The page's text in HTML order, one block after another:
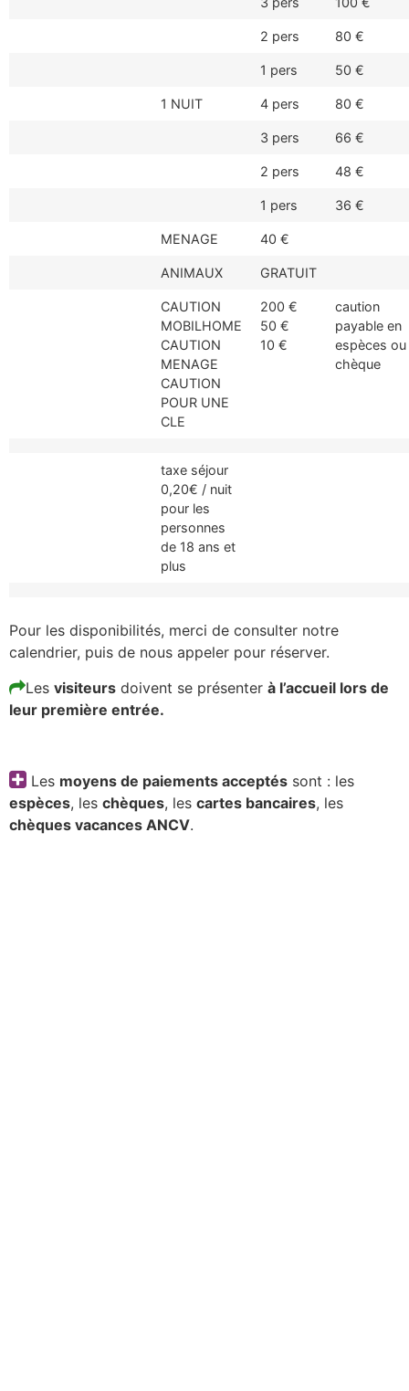
2 pers 80 €
1 pers 50 €
1 NUIT 4 pers 80 €
3 pers 66 €
2 pers 48 €
1 pers 36 €
MENAGE 40 €
ANIMAUX GRATUIT
CAUTION
MOBILHOME
CAUTION
MENAGE
CAUTION
POUR UNE
CLE
200 €
50 €
10 €
caution
payable en
espèces ou
chèque
taxe séjour
0,20€ / nuit
pour les
personnes
de 18 ans et
plus
Pour les disponibilités, merci de consulter notre
calendrier, puis de nous appeler pour réserver.
Les visiteurs doivent se présenter à l’accueil lors de
leur première entrée.
Les moyens de paiements acceptés sont : les
espèces, les chèques, les cartes bancaires, les
chèques vacances ANCV.